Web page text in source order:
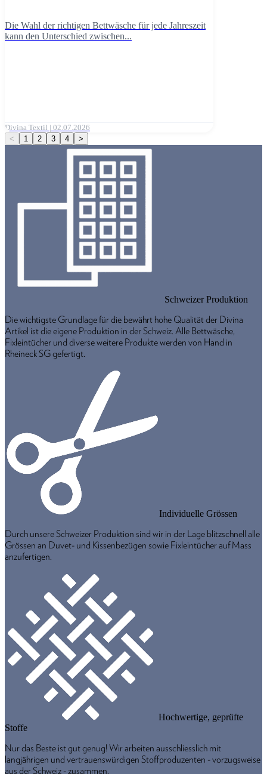
Die Wahl der richtigen Bettwäsche für jede Jahreszeit
kann den Unterschied zwischen...
Divina Textil | 02.07.2026
<
1 2 3 4 >
Schweizer Produktion
Die wichtigste Grundlage für die bewährt hohe Qualität der Divina
Artikel ist die eigene Produktion in der Schweiz. Alle Bettwäsche,
Fixleintücher und diverse weitere Produkte werden von Hand in
Rheineck SG gefertigt.
Individuelle Grössen
Durch unsere Schweizer Produktion sind wir in der Lage blitzschnell alle
Grössen an Duvet- und Kissenbezügen sowie Fixleintücher auf Mass
anzufertigen.
Hochwertige, geprüfte
Stoffe
Nur das Beste ist gut genug! Wir arbeiten ausschliesslich mit
langjährigen und vertrauenswürdigen Stoffproduzenten - vorzugsweise
aus der Schweiz - zusammen.